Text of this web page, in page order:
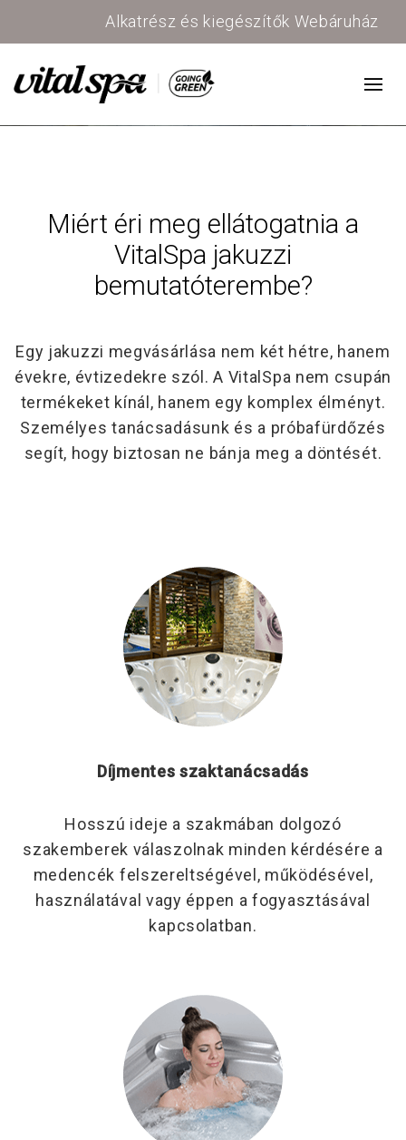
Alkatrész és kiegészítők Webáruház
Miért éri meg ellátogatnia a
VitalSpa jakuzzi
bemutatóterembe?
Egy jakuzzi megvásárlása nem két hétre, hanem
évekre, évtizedekre szól.A VitalSpa nem csupán
termékeket kínál, hanem egy komplex élményt.
Személyes tanácsadásunk és a próbafürdőzés
segít, hogy biztosan ne bánja meg a döntését.
Díjmentes szaktanácsadás
Hosszú ideje a szakmában dolgozó
szakemberek válaszolnak minden kérdésére a
medencék felszereltségével, működésével,
használatával vagy éppen a fogyasztásával
kapcsolatban.